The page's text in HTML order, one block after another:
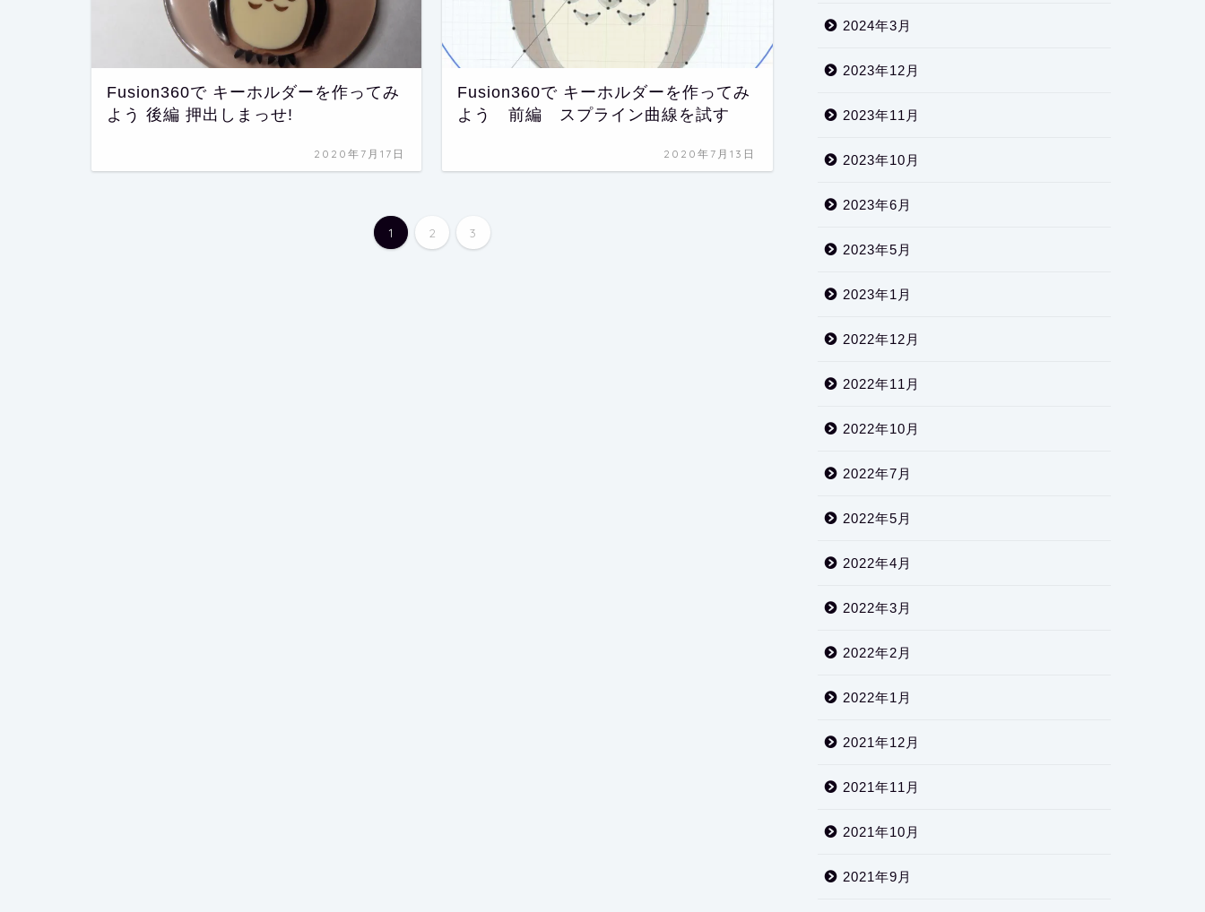
Fusion360で キーホルダーを作ってみ
よう 後編 押出しまっせ!
2020年7月17日
Fusion360で キーホルダーを作ってみ
よう 前編 スプライン曲線を試す
2020年7月13日
1 2 3
2024年3月
2023年12月
2023年11月
2023年10月
2023年6月
2023年5月
2023年1月
2022年12月
2022年11月
2022年10月
2022年7月
2022年5月
2022年4月
2022年3月
2022年2月
2022年1月
2021年12月
2021年11月
2021年10月
2021年9月